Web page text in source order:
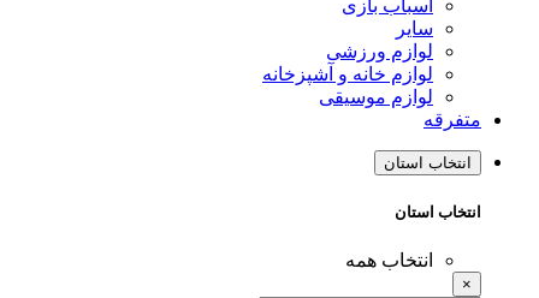
اسباب بازی
سایر
لوازم ورزشی
لوازم خانه و آشپزخانه
لوازم موسیقی
متفرقه
انتخاب استان
انتخاب استان
انتخاب همه
×